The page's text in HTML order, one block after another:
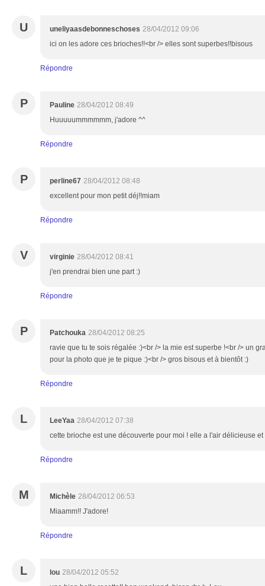
U uneliyaasdebonneschoses 28/04/2012 09:06
ici on les adore ces brioches!!<br /> elles sont superbes!!bisous
Répondre
P Pauline 28/04/2012 08:49
Huuuuummmmmm, j'adore ^^
Répondre
P perline67 28/04/2012 08:48
excellent pour mon petit déj!!miam
Répondre
V virginie 28/04/2012 08:41
j'en prendrai bien une part :)
Répondre
P Patchouka 28/04/2012 08:25
ravie que tu te sois régalée :)<br /> la mie est superbe !<br /> un
pour la photo que je te pique :)<br /> gros bisous et à bientôt :)
Répondre
L LeeYaa 28/04/2012 07:38
cette brioche est une découverte pour moi ! elle a l'air délicieuse
Répondre
M Michèle 28/04/2012 06:53
Miaamm!! J'adore!
Répondre
L lou 28/04/2012 05:52